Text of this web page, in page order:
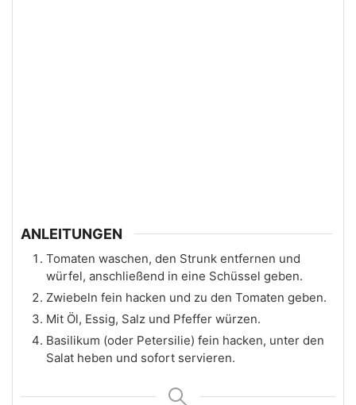
ANLEITUNGEN
Tomaten waschen, den Strunk entfernen und
würfel, anschließend in eine Schüssel geben.
Zwiebeln fein hacken und zu den Tomaten geben.
Mit Öl, Essig, Salz und Pfeffer würzen.
Basilikum (oder Petersilie) fein hacken, unter den
Salat heben und sofort servieren.